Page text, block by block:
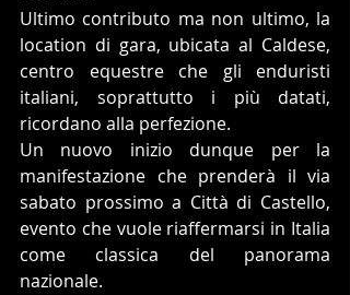
Ultimo contributo ma non ultimo, la
location di gara, ubicata al Caldese,
centro equestre che gli enduristi
italiani, soprattutto i più datati,
ricordano alla perfezione.
Un nuovo inizio dunque per la
manifestazione che prenderà il via
sabato prossimo a Città di Castello,
evento che vuole riaffermarsi in Italia
come classica del panorama
nazionale.